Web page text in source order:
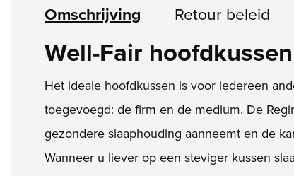
Omschrijving Retour beleid
Well-Fair
Het ideale hoofdkussen is voor iedereen
toegevoegd: de firm en de medium. De
gezondere slaaphouding aanneemt en de
Wanneer u liever op een steviger kussen